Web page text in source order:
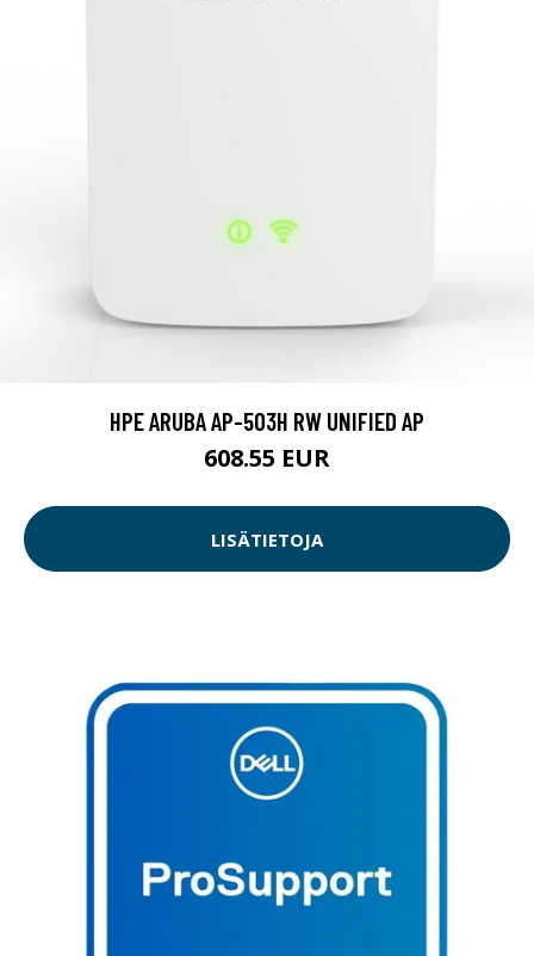
HPE ARUBA AP-503H RW UNIFIED AP
608.55 EUR
LISÄTIETOJA